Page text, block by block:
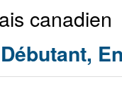
canadien
Débutant,